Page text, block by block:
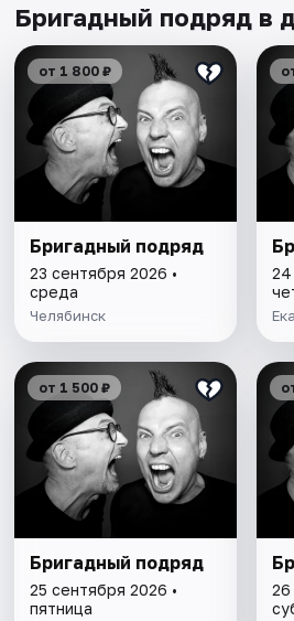
Бригадный подряд в
от 1 800 ₽
Бригадный подряд
23 сентября 2026 •
среда
Челябинск
24
от 1 500 ₽
Бригадный подряд
25 сентября 2026 •
пятница
26